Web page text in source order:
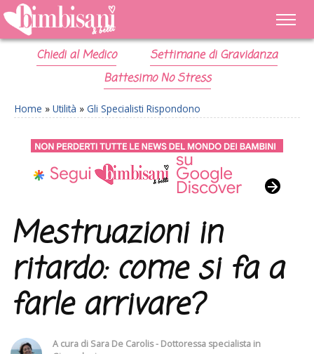
Chiedi al Medico
Settimane di Gravidanza
Battesimo No Stress
Home » Utilità » Gli Specialisti Rispondono
Mestruazioni in
ritardo: come si fa a
farle arrivare?
A cura di Sara De Carolis - Dottoressa specialista in